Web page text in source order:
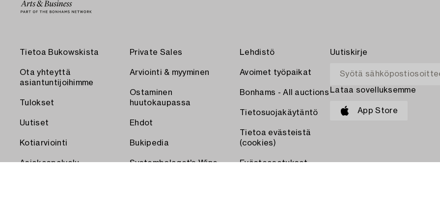
Tietoa Bukowskista
Ota yhteyttä
asiantuntijoihimme
Tulokset
Uutiset
Kotiarviointi
Asiakaspalvelu
Private Sales
Arviointi & myyminen
Ostaminen
huutokaupassa
Ehdot
Bukipedia
Systembolaget's Wine
Lehdistö
Avoimet työpaikat
Bonhams - All auctions
Tietosuojakäytäntö
Tietoa evästeistä
(cookies)
Evästeasetukset
Uutiskirje
Lataa sovelluksemme
App Store